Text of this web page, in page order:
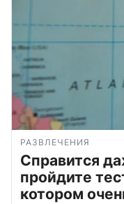
РАЗВЛЕЧЕНИЯ
Справится
пройдите
котором